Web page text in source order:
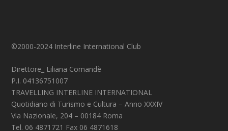
©2000-2024 Interline International Club
Direttore_ Liliana Comandè
P.I. 04136751007
TRAVELLING INTERLINE INTERNATIONAL
Quotidiano di Turismo e Cultura – Anno XXXIV
Via Nazionale, 204 – 00184 Roma
Tel. 06 4871721 Fax 06 4871618